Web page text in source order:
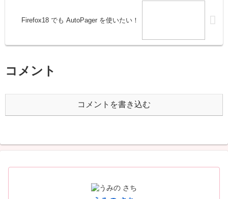
Firefox18 でも AutoPager を使いたい！
コメント
コメントを書き込む